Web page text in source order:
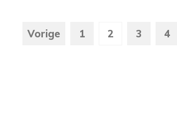
Vorige 1 2 3 4